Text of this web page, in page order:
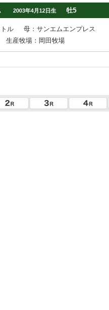
2003年4月12日生 牡5
ル
母：サンエムエンプレス
生産牧場：岡田牧場